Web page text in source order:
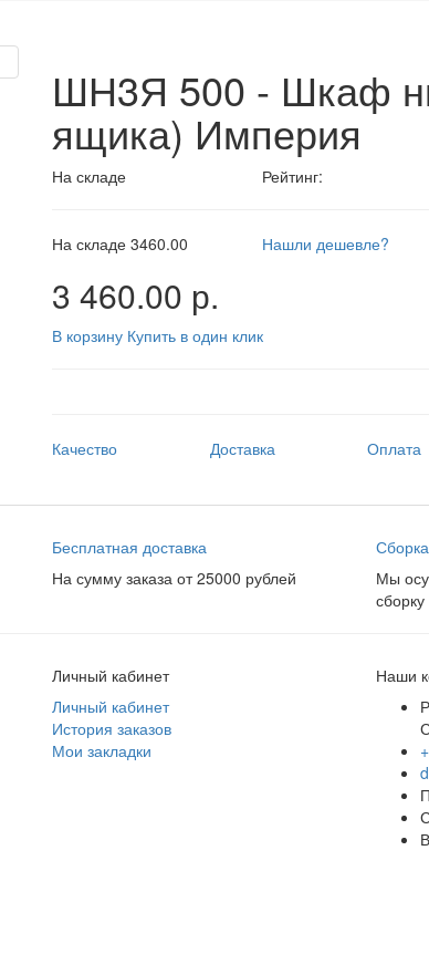
ШН3Я 500 - Шкаф
ящика) Империя
На складе Рейтинг:
На складе 3460.00
3 460.00 р.
Нашли дешевле?
В корзину Купить в один клик
Качество Доставка Оплата
Бесплатная доставка
На сумму заказа от 25000 рублей
Сборка
Мы
Личный кабинет
Личный кабинет
История заказов
Мои закладки
Наши